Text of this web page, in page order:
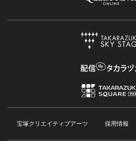
宝塚クリエイティブアーツ 採用情報